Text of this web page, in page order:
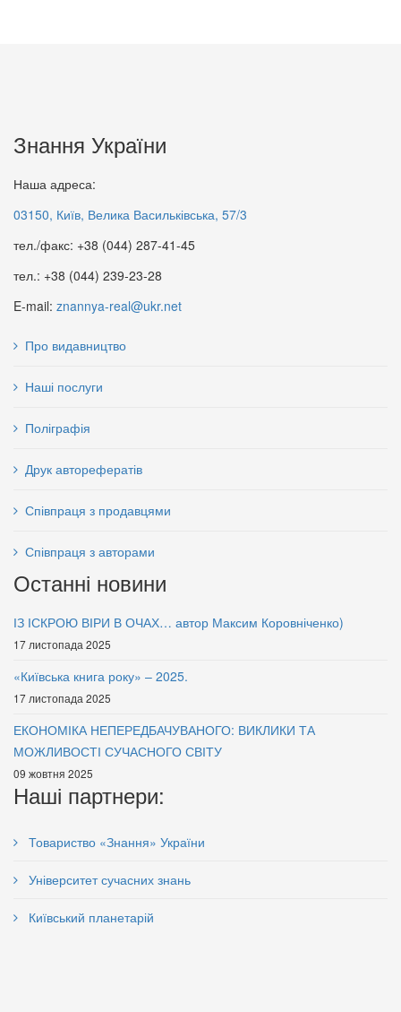
200 грн.
управління. Теорія,
200 грн.
Соціальна безпека людини в
умовах війни.
185 грн.
умовах війна
185 грн.
Знання України
Наша адреса:
03150, Київ, Велика Васильківська, 57/3
тел./факс: +38 (044) 287-41-45
тел.: +38 (044) 239-23-28
E-mail: znannya-real@ukr.net
Про видавництво
Наші послуги
Поліграфія
Друк авторефератів
Співпраця з продавцями
Співпраця з авторами
Останні новини
ІЗ ІСКРОЮ ВІРИ В ОЧАХ… автор Максим Коровніченко)
17 листопада 2025
«Київська книга року» – 2025.
17 листопада 2025
ЕКОНОМІКА НЕПЕРЕДБАЧУВАНОГО: ВИКЛИКИ ТА
МОЖЛИВОСТІ СУЧАСНОГО СВІТУ
09 жовтня 2025
Наші партнери:
Товариство «Знання» України
Університет сучасних знань
Київський планетарій